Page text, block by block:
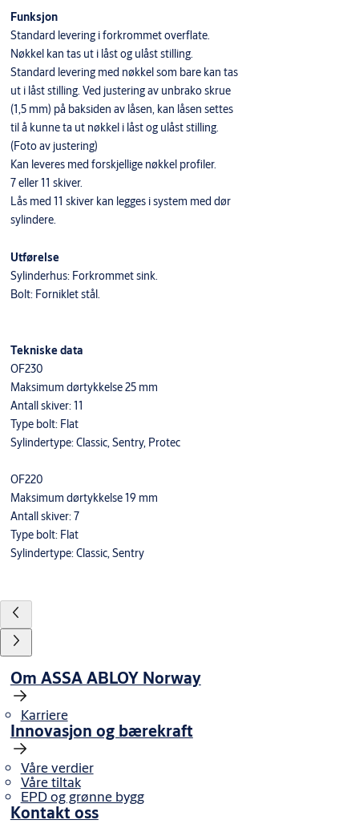
Funksjon
Standard levering i forkrommet overflate.
Nøkkel kan tas ut i låst og ulåst stilling.
Standard levering med nøkkel som bare kan tas
ut i låst stilling. Ved justering av unbrako skrue
(1,5 mm) på baksiden av låsen, kan låsen settes
til å kunne ta ut nøkkel i låst og ulåst stilling.
(Foto av justering)
Kan leveres med forskjellige nøkkel profiler.
7 eller 11 skiver.
Lås med 11 skiver kan legges i system med dør
sylindere.
Utførelse
Sylinderhus: Forkrommet sink.
Bolt: Forniklet stål.
Tekniske data
OF230
Maksimum dørtykkelse 25 mm
Antall skiver: 11
Type bolt: Flat
Sylindertype: Classic, Sentry, Protec
OF220
Maksimum dørtykkelse 19 mm
Antall skiver: 7
Type bolt: Flat
Sylindertype: Classic, Sentry
Om ASSA ABLOY Norway
Karriere
Innovasjon og bærekraft
Våre verdier
Våre tiltak
EPD og grønne bygg
Kontakt oss